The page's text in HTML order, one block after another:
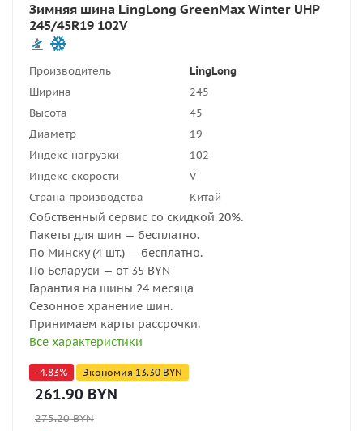
Зимняя шина LingLong GreenMax Winter UHP
245/45R19 102V
Производитель
LingLong
Ширина
245
Высота
45
Диаметр
19
Индекс нагрузки
102
Индекс скорости
V
Страна производства
Китай
Собственный сервис со скидкой 20%.
Пакеты для шин — бесплатно.
По Минску (4 шт.) — бесплатно.
По Беларуси — от 35 BYN
Гарантия на шины 24 месяца
Сезонное хранение шин.
Принимаем карты рассрочки.
Все характеристики
-4.83% Экономия 13.30 BYN
261.90 BYN
275.20BYN